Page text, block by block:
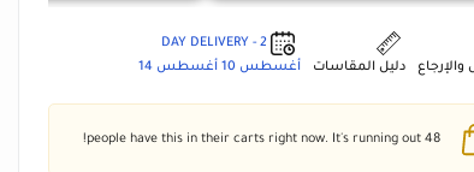
والإرجاع دليل المقاسات
2 - DAY DELIVERY
أغسطس 10
أغسطس 14
48